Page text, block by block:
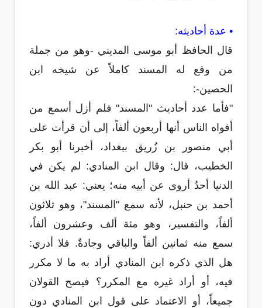
• عدة أحاديثه:
قال الحافظ أبو موسى المديني -وهو من جملة
من وقع له المسند كاملاً عن شيخه ابن
الحصين-:
"فأما عدد أحاديث "المسند" فلم أزل أسمع من
أفواه الناس أنها أربعون ألفاً، إلى أن قرأت على
أبي منصور بن زُريق ببغداد، أخبرنا أبو بكر
الخطيب، قال: وقال ابن المنادي: لم يكن في
الدنيا أحدٌ أروى عن أبيه منه؛ يعني: عبد الله بن
أحمد بن حنبل، لأنه سمع "المسند"، وهو ثلاثون
ألفاً، والتفسير، وهو مئة ألف وعشرون ألفاً،
سمع منه ثمانين ألفاً والباقي وجادةٌ. فلا أدري:
هل الذي ذكره ابن المنادي أراد به ما لا مكرر
فيه، أو أراد غيره مع المكرر؟ فيصح القولان
جميعاً، أو الاعتماد على قول ابن المنادي دون